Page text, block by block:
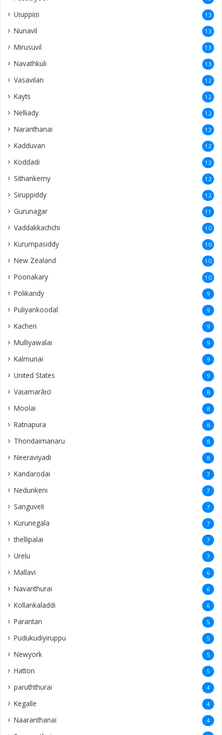
Uṭuppiṭṭi 13
Nunavil 13
Mirusuvil 13
Navathkuli 13
Vasavilan 12
Kayts 12
Nelliady 12
Naranthanai 12
Kadduvan 12
Koddadi 12
Sithankerny 12
Siruppiddy 12
Gurunagar 11
Vaddakkachchi 10
Kurumpasiddy 10
New Zealand 10
Poonakary 10
Polikandy 9
Puliyankoodal 9
Kacheri 9
Mulliyawalai 9
Kalmunai 9
United States 9
Vaṭamarāṭci 8
Moolai 8
Ratnapura 8
Thondaimanaru 8
Neeraviyadi 8
Kandarodai 7
Nedunkeni 7
Sanguveli 7
Kurunegala 7
thellipalai 7
Urelu 7
Mallavi 6
Navanthurai 6
Kollankaladdi 6
Parantan 5
Pudukudiyiruppu 5
Newyork 5
Hatton 5
paruththurai 4
Kegalle 4
Naaranthanai 4